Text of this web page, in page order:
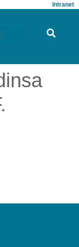
Intranet